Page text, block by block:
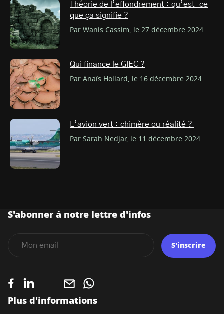
Théorie de l’effondrement : qu’est-ce
que ça signifie ?
Par Wanis Cassim, le 27 décembre 2024
Qui finance le GIEC ?
Par Anaïs Hollard, le 16 décembre 2024
L’avion vert : chimère ou réalité ?
Par Sarah Nedjar, le 11 décembre 2024
Plus d'informations
S'abonner à notre lettre d'infos
S'inscrire